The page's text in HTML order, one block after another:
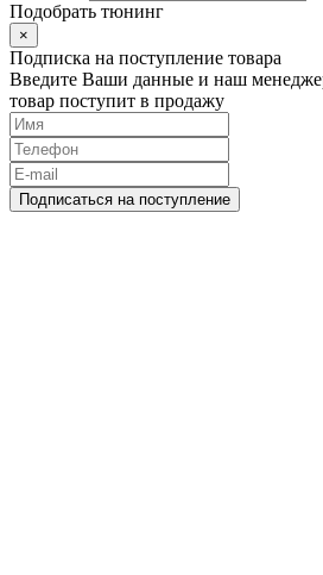
Подобрать тюнинг
×
Подписка на поступление товара
Введите Ваши данные и наш
товар поступит в продажу